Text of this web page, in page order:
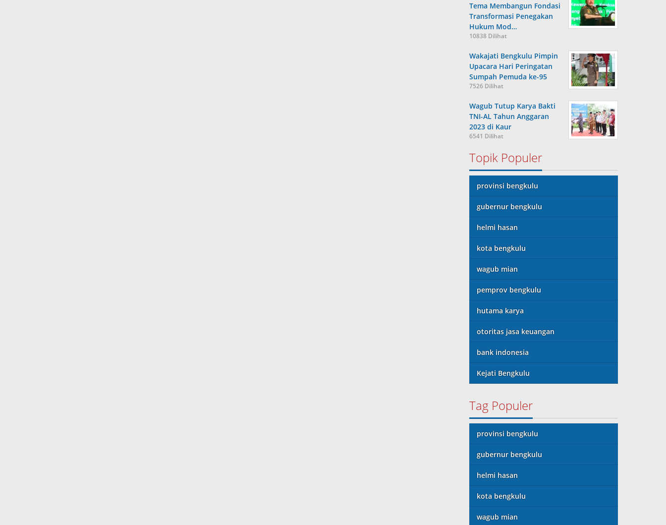
Tema Membangun Fondasi
Transformasi Penegakan
Hukum Mod…
10838 Dilihat
Wakajati Bengkulu Pimpin
Upacara Hari Peringatan
Sumpah Pemuda ke-95
7526 Dilihat
Wagub Tutup Karya Bakti
TNI-AL Tahun Anggaran
2023 di Kaur
6541 Dilihat
Topik Populer
provinsi bengkulu
gubernur bengkulu
helmi hasan
kota bengkulu
wagub mian
pemprov bengkulu
hutama karya
otoritas jasa keuangan
bank indonesia
Kejati Bengkulu
Tag Populer
provinsi bengkulu
gubernur bengkulu
helmi hasan
kota bengkulu
wagub mian